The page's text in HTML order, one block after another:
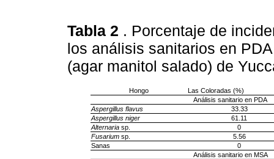
Tabla 2 . Porcentaje de
los análisis sanitarios en
(agar manitol salado) de
Hongo
Las Coloradas (%)
Análisis sanitario en PDA
Aspergillus flavus
33.33
Aspergillus niger
61.11
Alternariasp.
0
Fusariumsp.
5.56
Sanas
0
Análisis sanitario en MSA